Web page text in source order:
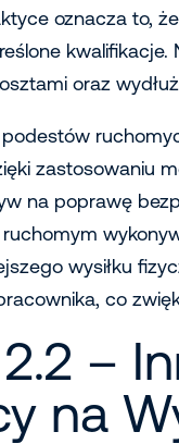
oznacza to,
oraz
zastosowaniu
na poprawę
wysiłku
co
–
na